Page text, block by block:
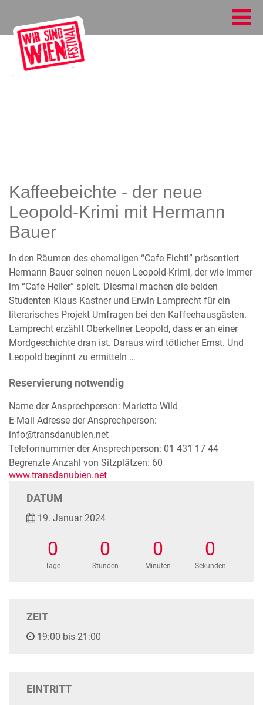
Kaffeebeichte - der neue
Leopold-Krimi mit Hermann
Bauer
In den Räumen des ehemaligen “Cafe Fichtl” präsentiert
Hermann Bauer seinen neuen Leopold-Krimi, der wie immer
im “Cafe Heller” spielt. Diesmal machen die beiden
Studenten Klaus Kastner und Erwin Lamprecht für ein
literarisches Projekt Umfragen bei den Kaffeehausgästen.
Lamprecht erzählt Oberkellner Leopold, dass er an einer
Mordgeschichte dran ist. Daraus wird tötlicher Ernst. Und
Leopold beginnt zu ermitteln …
Reservierung notwendig
Name der Ansprechperson: Marietta Wild
E-Mail Adresse der Ansprechperson:
info@transdanubien.net
Telefonnummer der Ansprechperson: 01 431 17 44
Begrenzte Anzahl von Sitzplätzen: 60
www.transdanubien.net
DATUM
19. Januar 2024
0
Tage
0
Stunden
0
Minuten
0
Sekunden
ZEIT
19:00 bis 21:00
EINTRITT